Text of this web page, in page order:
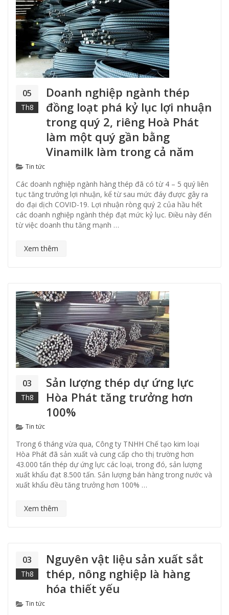
05
Th8
Doanh nghiệp ngành thép
đồng loạt phá kỷ lục lợi nhuận
trong quý 2, riêng Hoà Phát
làm một quý gần bằng
Vinamilk làm trong cả năm
Categories
Tin tức
Các doanh nghiệp ngành hàng thép đã có từ 4 – 5 quý liên
tục tăng trưởng lợi nhuận, kể từ sau mức đáy được gây ra
do đại dịch COVID-19. Lợi nhuận ròng quý 2 của hầu hết
các doanh nghiệp ngành thép đạt mức kỷ lục. Điều này đến
từ việc doanh thu tăng mạnh …
Xem thêm
03
Th8
Sản lượng thép dự ứng lực
Hòa Phát tăng trưởng hơn
100%
Categories
Tin tức
Trong 6 tháng vừa qua, Công ty TNHH Chế tạo kim loại
Hòa Phát đã sản xuất và cung cấp cho thị trường hơn
43.000 tấn thép dự ứng lực các loại, trong đó, sản lượng
xuất khẩu đạt 8.500 tấn. Sản lượng bán hàng trong nước và
xuất khẩu đều tăng trưởng hơn 100% …
Xem thêm
03
Th8
Nguyên vật liệu sản xuất sắt
thép, nông nghiệp là hàng
hóa thiết yếu
Categories
Tin tức